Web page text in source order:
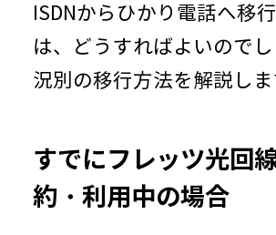
ISDNからひかり電話へ移
は、どうすればよいので
況別の移行方法を解説しま
すでにフレッツ光回
約・利用中の場合